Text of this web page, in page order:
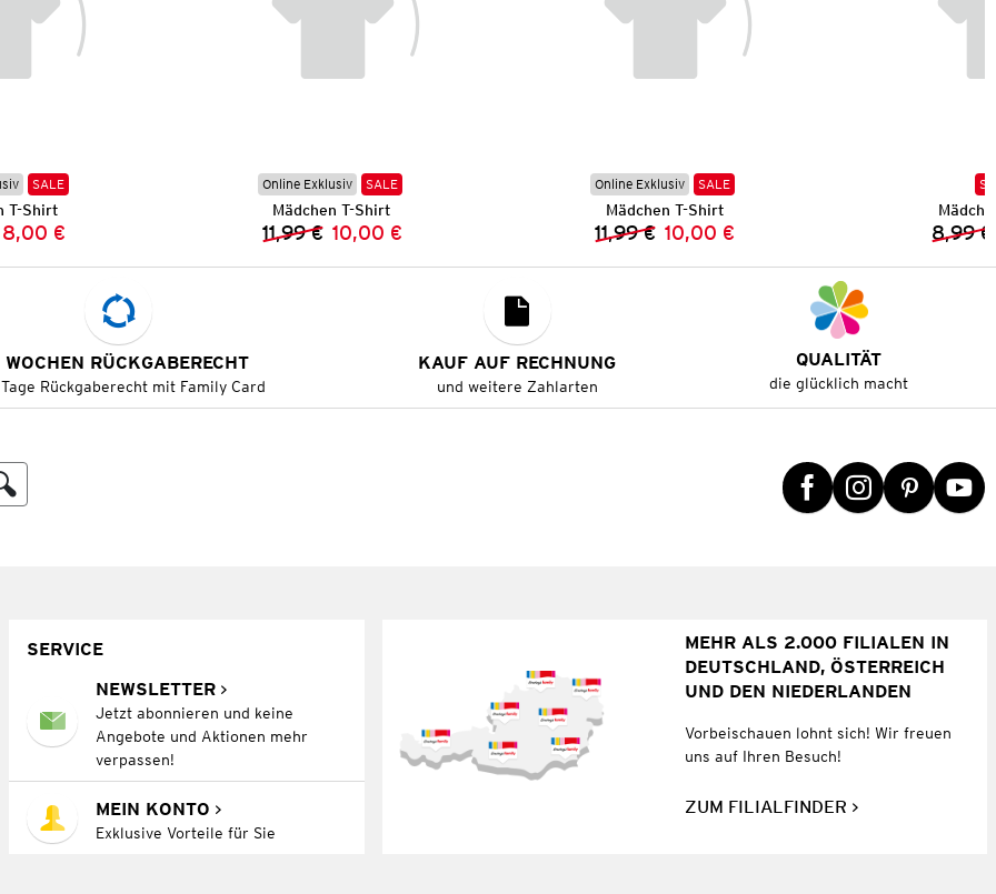
SALE
T-Shirt
Preis:
Preis:
8,00 €
Online Exklusiv SALE
Mädchen T-Shirt
Vorheriger Preis:
11,99 € Neuer Preis:
10,00 €
Online Exklusiv SALE
Mädchen T-Shirt
Vorheriger Preis:
11,99 € Neuer Preis:
10,00 € 8,99 €
RÜCKGABERECHT
Rückgaberecht mit Family Card
KAUF AUF RECHNUNG
und weitere Zahlarten
QUALITÄT
die glücklich macht
SERVICE
NEWSLETTER
Jetzt abonnieren und keine
Angebote und Aktionen mehr
verpassen!
MEIN KONTO
Exklusive Vorteile für Sie
MEHR ALS 2.000 FILIALEN IN
DEUTSCHLAND, ÖSTERREICH
UND DEN NIEDERLANDEN
Vorbeischauen lohnt sich! Wir freuen
uns auf Ihren Besuch!
ZUM FILIALFINDER